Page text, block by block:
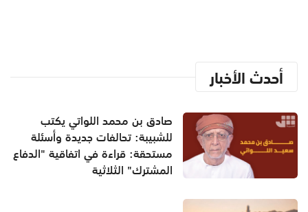
أحدث الأخبار
صادق بن محمد اللواتي يكتب
للشبيبة: تحالفات جديدة وأسئلة
مستحقة: قراءة في اتفاقية "الدفاع
المشترك" الثلاثية